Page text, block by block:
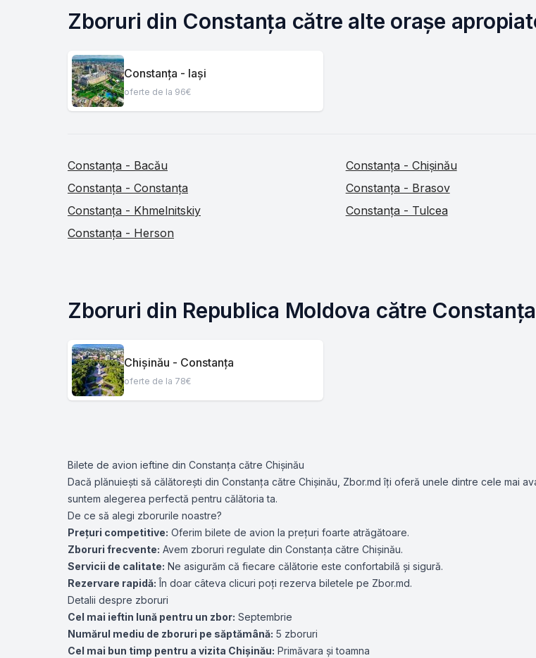
Zboruri din Constanța către alte orașe
Constanța - Iași
oferte de la 96€
Constanța - Bacău Constanța - Chișinău
Constanța - Constanța
Constanța - Brasov
Constanța - Khmelnitskiy
Constanța - Tulcea
Constanța - Herson
Zboruri din Republica Moldova către Constanța
Chișinău - Constanța
oferte de la 78€
Bilete de avion ieftine din Constanța către Chișinău
Dacă plănuiești să călătorești din Constanța către Chișinău, Zbor.md îți oferă unele dintre cele mai
suntem alegerea perfectă pentru călătoria ta.
De ce să alegi zborurile noastre?
Prețuri competitive: Oferim bilete de avion la prețuri foarte atrăgătoare.
Zboruri frecvente: Avem zboruri regulate din Constanța către Chișinău.
Servicii de calitate: Ne asigurăm că fiecare călătorie este confortabilă și sigură.
Rezervare rapidă: În doar câteva clicuri poți rezerva biletele pe Zbor.md.
Detalii despre zboruri
Cel mai ieftin lună pentru un zbor: Septembrie
Numărul mediu de zboruri pe săptămână: 5 zboruri
Cel mai bun timp pentru a vizita Chișinău: Primăvara și toamna